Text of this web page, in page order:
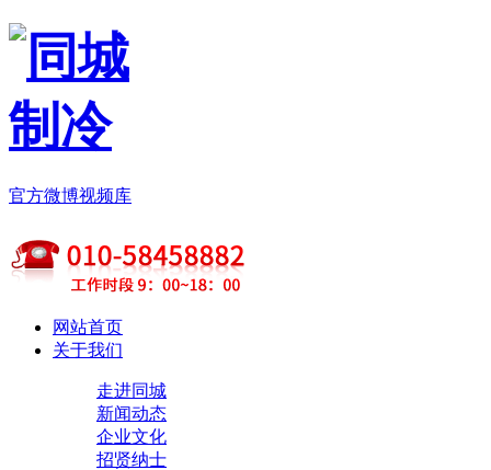
官方微博视频库
网站首页
关于我们
走进同城
新闻动态
企业文化
招贤纳士